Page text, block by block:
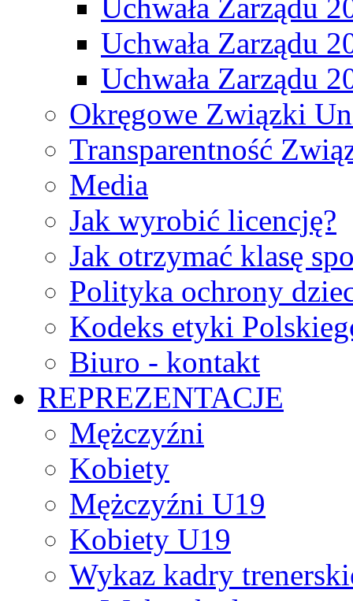
Uchwała Zarządu
Uchwała Zarządu
Uchwała Zarządu
Okręgowe Związki
Transparentność
Media
Jak wyrobić licencję?
Jak otrzymać klasę
Polityka ochrony
Kodeks etyki
Biuro - kontakt
REPREZENTACJE
Mężczyźni
Kobiety
Mężczyźni U19
Kobiety U19
Wykaz kadry